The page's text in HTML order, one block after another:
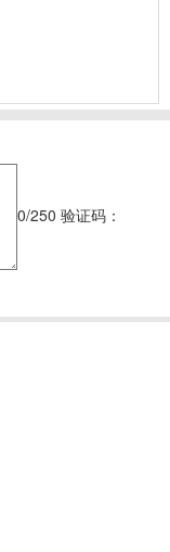
0/250 验证码：